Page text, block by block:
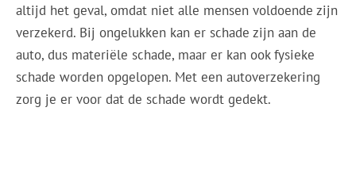
altijd het geval, omdat niet alle mensen voldoende zijn
verzekerd. Bij ongelukken kan er schade zijn aan de
auto, dus materiële schade, maar er kan ook fysieke
schade worden opgelopen. Met een autoverzekering
zorg je er voor dat de schade wordt gedekt.